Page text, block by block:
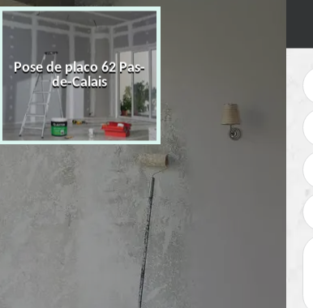
Pose de placo 62 Pas-
de-Calais
Rénovation de